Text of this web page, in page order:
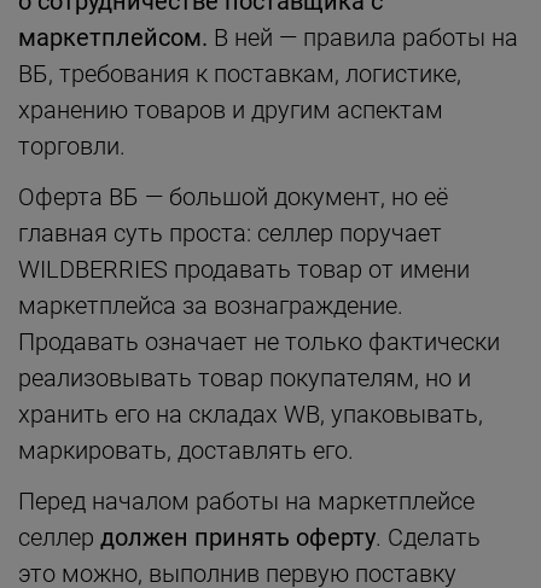
маркетплейсом. В ней — правила работы на
ВБ, требования к поставкам, логистике,
хранению товаров и другим аспектам
торговли.
Оферта ВБ — большой документ, но её
главная суть проста: селлер поручает
WILDBERRIES продавать товар от имени
маркетплейса за вознаграждение.
Продавать означает не только фактически
реализовывать товар покупателям, но и
хранить его на складах WB, упаковывать,
маркировать, доставлять его.
Перед началом работы на маркетплейсе
селлер должен принять оферту. Сделать
это можно, выполнив первую поставку